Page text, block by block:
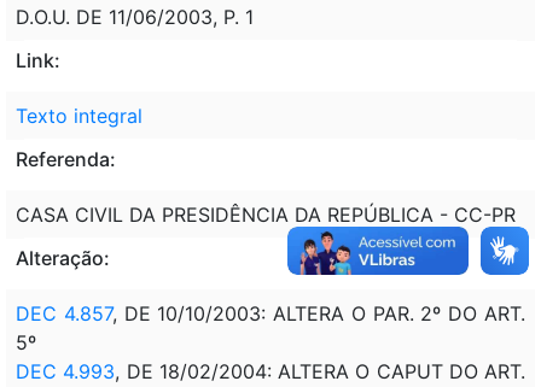
D.O.U. DE 11/06/2003, P. 1
Link:
Texto integral
Referenda:
CASA CIVIL DA PRESIDÊNCIA DA REPÚBLICA - CC-PR
Alteração:
DEC 4.857, DE 10/10/2003: ALTERA O PAR. 2º DO ART.
5º
DEC 4.993, DE 18/02/2004: ALTERA O CAPUT DO ART.